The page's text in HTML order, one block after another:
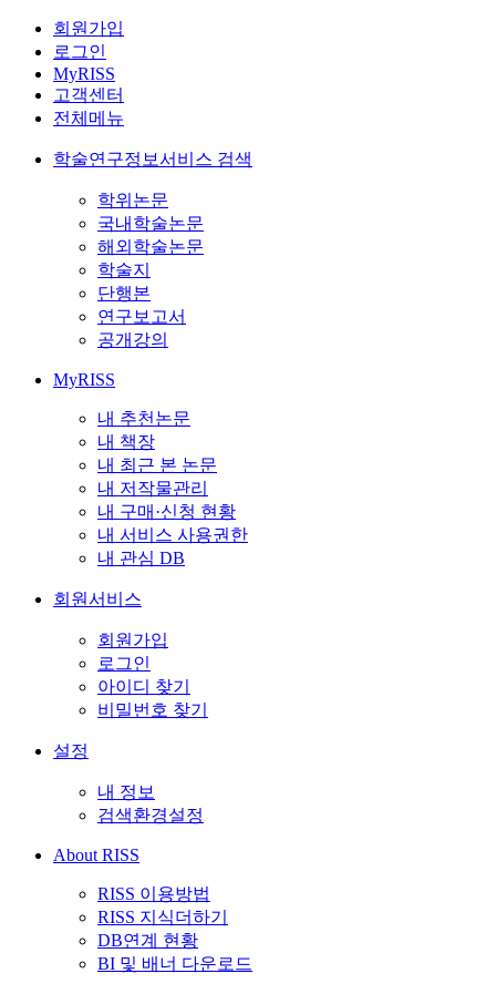
회원가입
로그인
MyRISS
고객센터
전체메뉴
학술연구정보서비스 검색
학위논문
국내학술논문
해외학술논문
학술지
단행본
연구보고서
공개강의
MyRISS
내 추천논문
내 책장
내 최근 본 논문
내 저작물관리
내 구매·신청 현황
내 서비스 사용권한
내 관심 DB
회원서비스
회원가입
로그인
아이디 찾기
비밀번호 찾기
설정
내 정보
검색환경설정
About RISS
RISS 이용방법
RISS 지식더하기
DB연계 현황
BI 및 배너 다운로드